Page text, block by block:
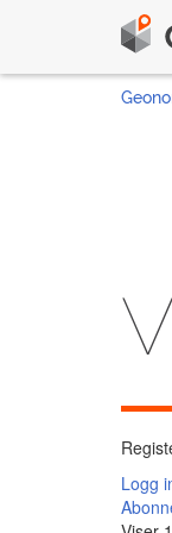
Logg